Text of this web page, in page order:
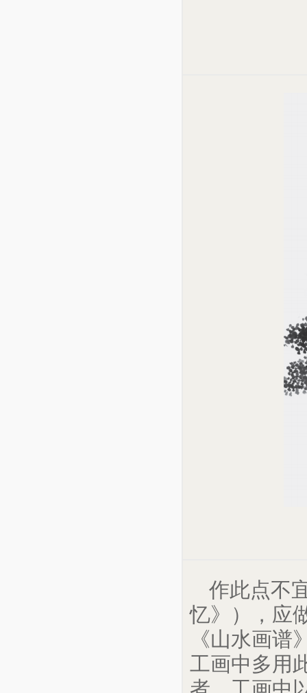
作此点不
忆》），应
《山水画
工画中多用